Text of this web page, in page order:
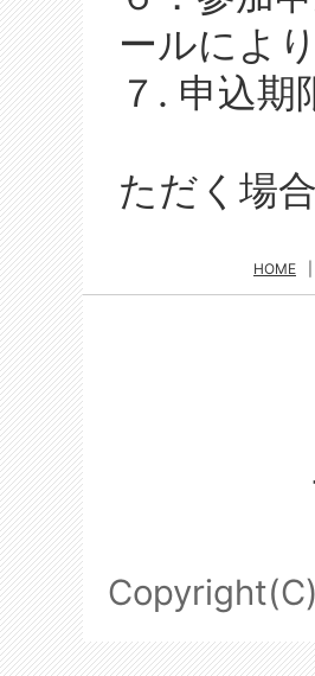
ールによ
７. 申込
※定員
ただく場
HOME
Copyright(C)